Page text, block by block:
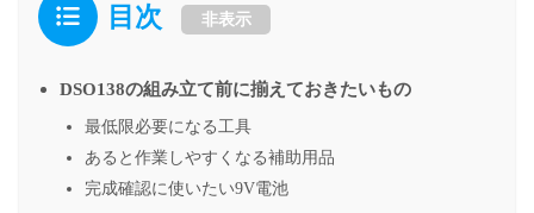
目次 非表示
DSO138の組み立て前に揃えておきたいもの
最低限必要になる工具
あると作業しやすくなる補助用品
完成確認に使いたい9V電池